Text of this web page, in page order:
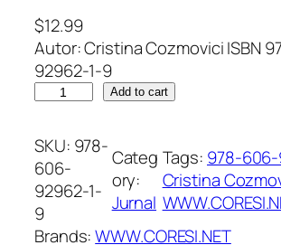
$12.99
Autor: Cristina Cozmovici ISBN
92962-1-9
n
d
u
r
i
Add to cart
SKU: 978-
606-
92962-1-
9
Categ
ory:
Jurnal
Tags: 978-
Cristina
Brands:WWW.CORESI.NET